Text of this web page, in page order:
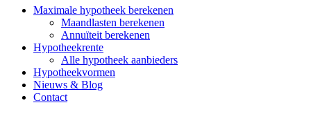
Maximale hypotheek berekenen
Maandlasten berekenen
Annuïteit berekenen
Hypotheekrente
Alle hypotheek aanbieders
Hypotheekvormen
Nieuws & Blog
Contact